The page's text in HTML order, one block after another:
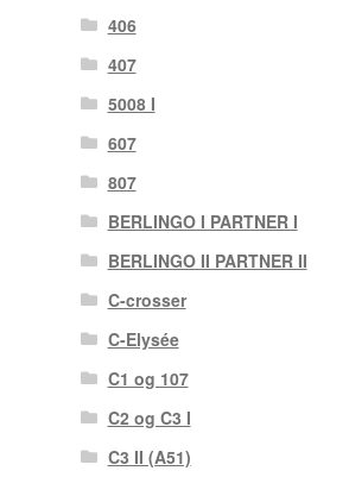
406
407
5008 I
607
807
BERLINGO I PARTNER I
BERLINGO II PARTNER II
C-crosser
C-Elysée
C1 og 107
C2 og C3 I
C3 II (A51)